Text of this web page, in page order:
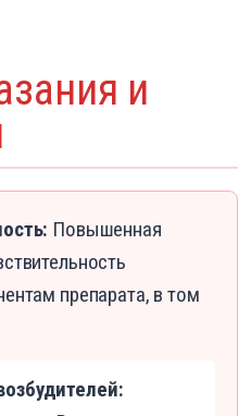
и
Повышенная
препарата, в том